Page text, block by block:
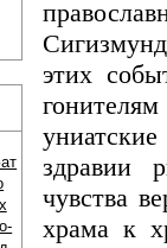
этих
здравии
чувства
храма к